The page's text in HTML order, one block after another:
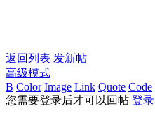
返回列表 发新帖
高级模式
B Color Image Link Quote Code
您需要登录后才可以回帖 登录